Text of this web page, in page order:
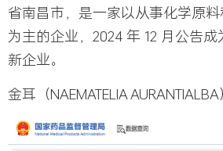
省南昌市，是一家以从事化学原
为主的企业，2024 年 12 月公告
新企业。
金耳（NAEMATELIA